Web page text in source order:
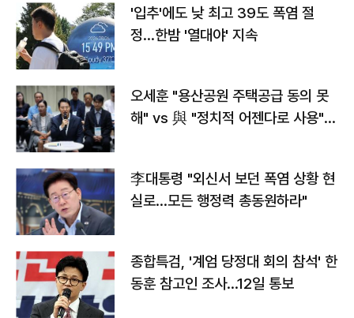
'입추'에도 낮 최고 39도 폭염 절
정…한밤 '열대야' 지속
오세훈 "용산공원 주택공급 동의 못
해" vs 與 "정치적 어젠다로 사용"
李대통령 "외신서 보던 폭염 상황 현
실로…모든 행정력 총동원하라"
종합특검, '계엄 당정대 회의 참석' 한
동훈 참고인 조사...12일 통보